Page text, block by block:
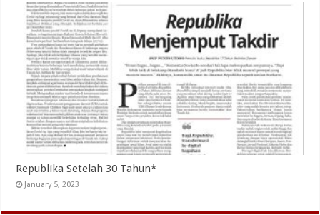
Republika Setelah 30 Tahun*
January 5, 2023